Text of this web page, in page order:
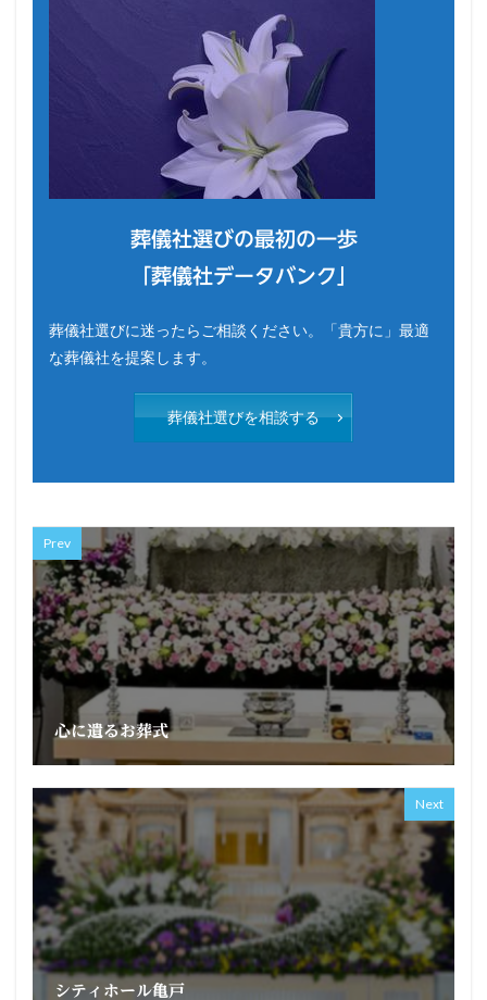
葬儀社選びの最初の一歩
「葬儀社データバンク」
葬儀社選びに迷ったらご相談ください。「貴方に」最適
な葬儀社を提案します。
葬儀社選びを相談する
Prev
心に遺るお葬式
Next
シティホール亀戸